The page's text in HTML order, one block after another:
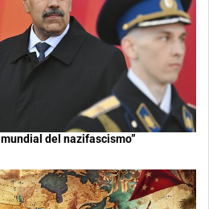
del nazifascismo”